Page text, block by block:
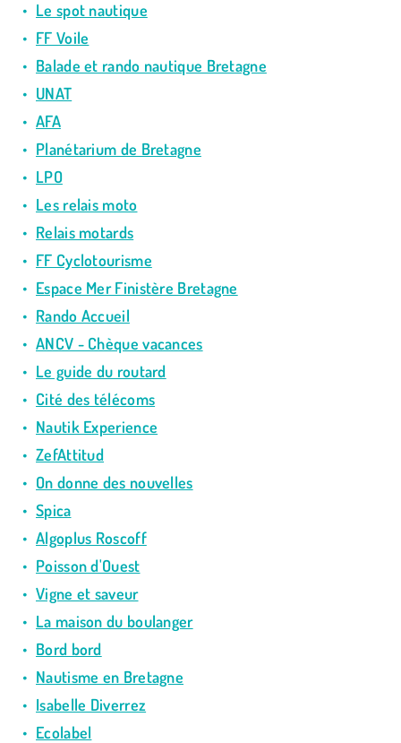
Le spot nautique
FF Voile
Balade et rando nautique Bretagne
UNAT
AFA
Planétarium de Bretagne
LPO
Les relais moto
Relais motards
FF Cyclotourisme
Espace Mer Finistère Bretagne
Rando Accueil
ANCV - Chèque vacances
Le guide du routard
Cité des télécoms
Nautik Experience
ZefAttitud
On donne des nouvelles
Spica
Algoplus Roscoff
Poisson d'Ouest
Vigne et saveur
La maison du boulanger
Bord bord
Nautisme en Bretagne
Isabelle Diverrez
Ecolabel